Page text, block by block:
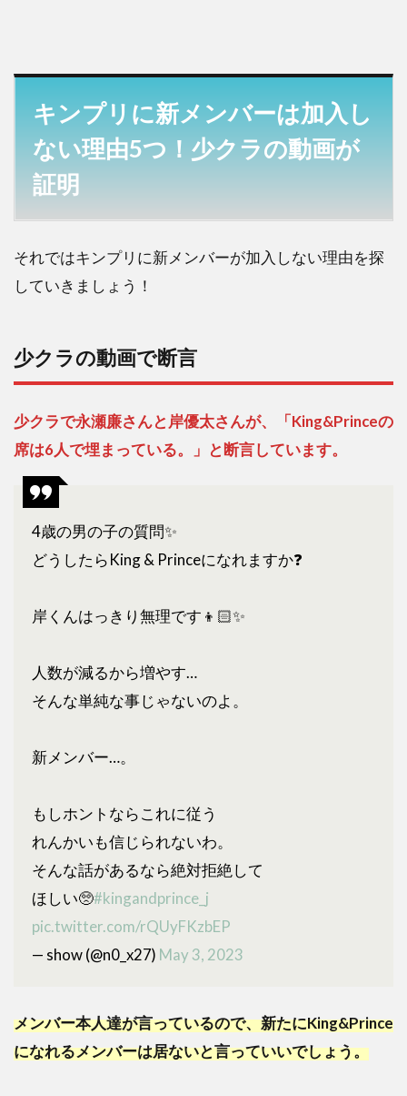
つ！
まと
め
キンプリに新メンバーは加入し
ない理由5つ！少クラの動画が
証明
それではキンプリに新メンバーが加入しない理由を探
していきましょう！
少クラの動画で断言
少クラで永瀬廉さんと岸優太さんが、「King&Princeの
席は6人で埋まっている。」と断言しています。
4歳の男の子の質問✨
どうしたらKing & Princeになれますか❓
岸くんはっきり無理です👦🏻✨
人数が減るから増やす…
そんな単純な事じゃないのよ。
新メンバー…。
もしホントならこれに従う
れんかいも信じられないわ。
そんな話があるなら絶対拒絶して
ほしい🥺#kingandprince_j
pic.twitter.com/rQUyFKzbEP
— show (@n0_x27) May 3, 2023
メンバー本人達が言っているので、新たにKing&Prince
になれるメンバーは居ないと言っていいでしょう。